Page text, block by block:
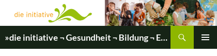
Inhalt
springen
»die initiative ¬ Gesundheit ¬ Bildung ¬ Entwicklung«